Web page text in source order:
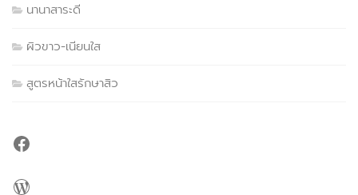
นานาสาระดี
ผิวขาว-เนียนใส
สูตรหน้าใสรักษาสิว
Facebook
WordPress